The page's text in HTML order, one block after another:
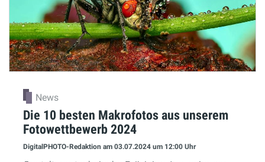
News
Die 10 besten Makrofotos aus unserem
Fotowettbewerb 2024
DigitalPHOTO-Redaktion am 03.07.2024 um 12:00 Uhr